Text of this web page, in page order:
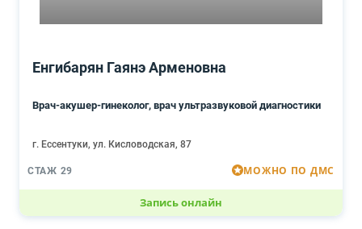
Енгибарян Гаянэ Арменовна
Врач-акушер-гинеколог, врач ультразвуковой диагностики
г. Ессентуки, ул. Кисловодская, 87
СТАЖ 29 МОЖНО ПО ДМС
Запись онлайн